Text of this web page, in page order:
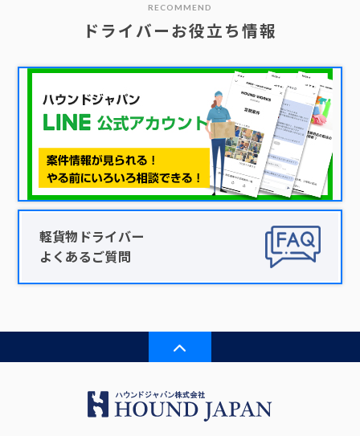
RECOMMEND
ドライバーお役立ち情報
軽貨物ドライバー
よくあるご質問